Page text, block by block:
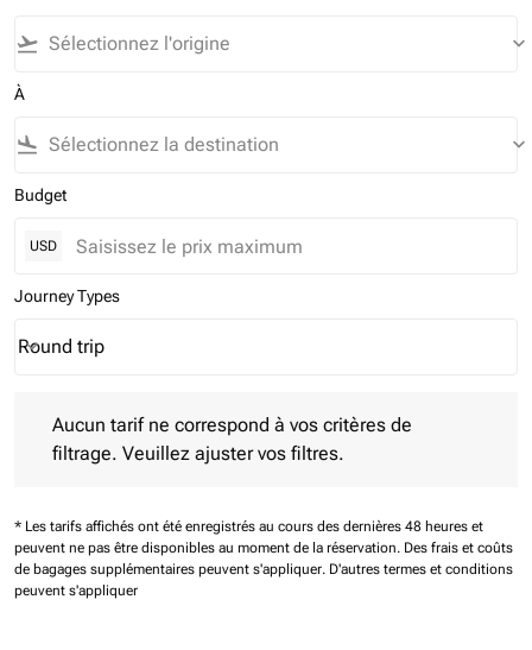
flight_takeoff keyboard_arrow_down
À
flight_land keyboard_arrow_down
Budget
USD
Journey Types
Journey Types option Round trip Selected
Round trip
keyboard_arrow_down
Aucun tarif ne correspond à vos critères de
filtrage. Veuillez ajuster vos filtres.
* Les tarifs affichés ont été enregistrés au cours des dernières 48 heures et
peuvent ne pas être disponibles au moment de la réservation. Des frais et coûts
de bagages supplémentaires peuvent s'appliquer. D'autres termes et conditions
peuvent s'appliquer